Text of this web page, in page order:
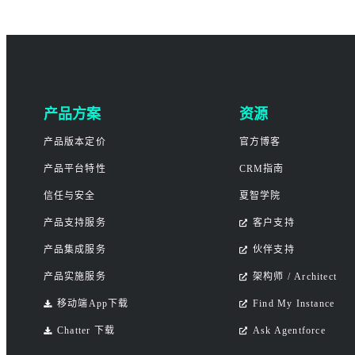
产品方案
产品版本定价
产品平台特性
信任与安全
产品支持服务
产品集成服务
产品实施服务
移动端App下载
Chatter 下载
资源
官方博客
CRM指南
夏智学院
客户支持
伙伴支持
架构师 / Architect
Find My Instance
Ask Agentforce